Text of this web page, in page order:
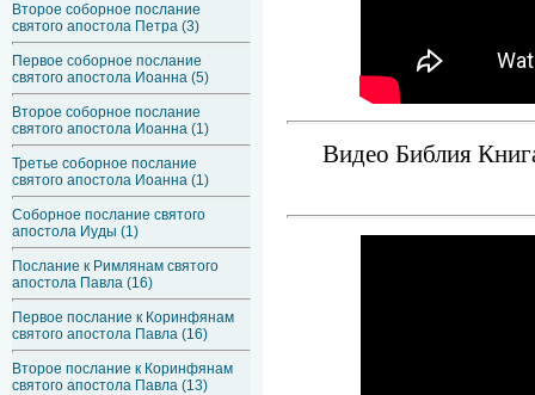
Второе соборное послание
святого апостола Петра (3)
Первое соборное послание
святого апостола Иоанна (5)
Второе соборное послание
святого апостола Иоанна (1)
Третье соборное послание
святого апостола Иоанна (1)
Соборное послание святого
апостола Иуды (1)
Послание к Римлянам святого
апостола Павла (16)
Первое послание к Коринфянам
святого апостола Павла (16)
Второе послание к Коринфянам
святого апостола Павла (13)
Видео Библия